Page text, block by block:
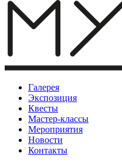
Галерея
Экспозиция
Квесты
Мастер-классы
Мероприятия
Новости
Контакты